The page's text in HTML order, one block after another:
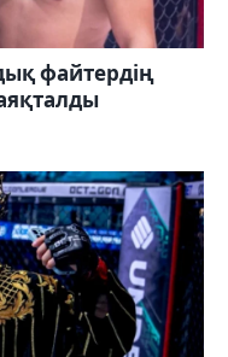
файтердің